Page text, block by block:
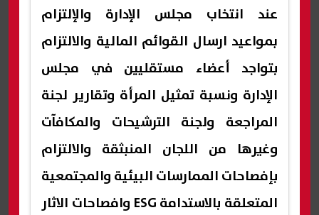
عند انتخاب مجلس الإدارة والإلتزام
بمواعيد ارسال القوائم المالية والالتزام
بتواجد أعضاء مستقليين في مجلس
الإدارة ونسبة تمثيل المرأة وتقارير لجنة
المراجعة ولجنة الترشيحات والمكافآت
وغيرها من اللجان المنبثقة والالتزام
بإفصاحات الممارسات البيئية والمجتمعية
المتعلقة بالاستدامة ESG وافصاحات الاثار